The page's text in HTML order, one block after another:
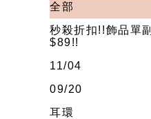
全部
秒殺折扣!!飾品單副
$89!!
11/04
09/20
耳環